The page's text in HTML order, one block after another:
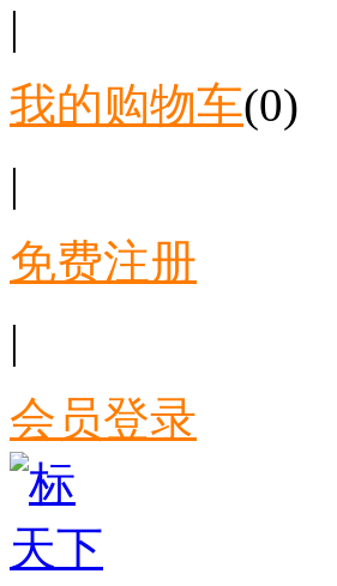
|
我的购物车(0)
|
免费注册
|
会员登录